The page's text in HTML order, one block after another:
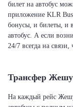
билет на автобус
приложение KLR
бонусы, и билеты, и
автобус. А если
24/7 всегда на связи,
Трансфер
На каждый рейс